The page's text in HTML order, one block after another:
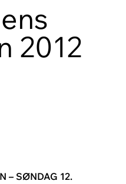
2012
– SØNDAG 12.